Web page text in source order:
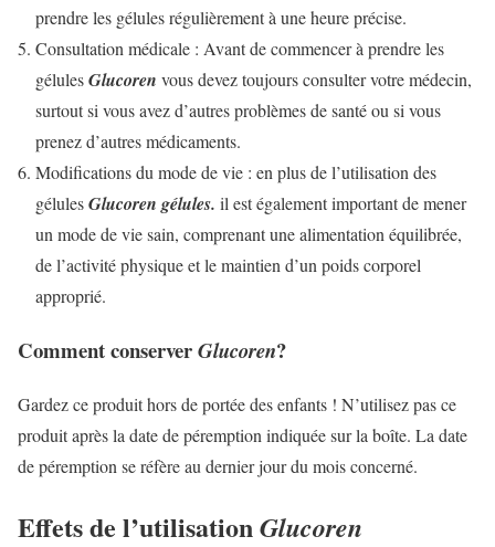
prendre les gélules régulièrement à une heure précise.
Consultation médicale : Avant de commencer à prendre les
gélulesGlucoren vous devez toujours consulter votre médecin,
surtout si vous avez d’autres problèmes de santé ou si vous
prenez d’autres médicaments.
Modifications du mode de vie : en plus de l’utilisation des
gélulesGlucoren gélules. il est également important de mener
un mode de vie sain, comprenant une alimentation équilibrée,
de l’activité physique et le maintien d’un poids corporel
approprié.
Comment conserverGlucoren?
Gardez ce produit hors de portée des enfants ! N’utilisez pas ce
produit après la date de péremption indiquée sur la boîte. La date
de péremption se réfère au dernier jour du mois concerné.
Effets de l’utilisationGlucoren